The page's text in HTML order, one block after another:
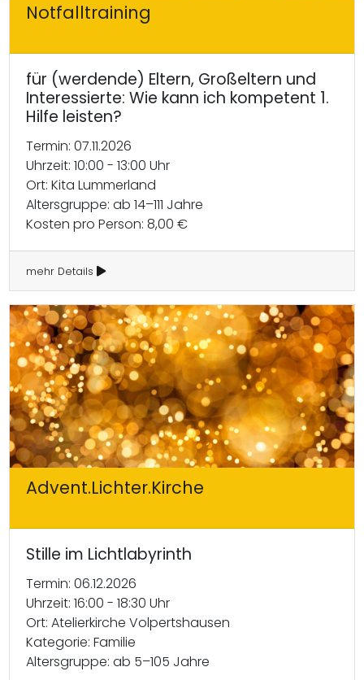
Notfalltraining
für (werdende) Eltern, Großeltern und
Interessierte: Wie kann ich kompetent 1.
Hilfe leisten?
Termin: 07.11.2026
Uhrzeit: 10:00 - 13:00 Uhr
Ort: Kita Lummerland
Altersgruppe: ab 14–111 Jahre
Kosten pro Person: 8,00 €
mehr Details
Advent.Lichter.Kirche
Stille im Lichtlabyrinth
Termin: 06.12.2026
Uhrzeit: 16:00 - 18:30 Uhr
Ort: Atelierkirche Volpertshausen
Kategorie: Familie
Altersgruppe: ab 5–105 Jahre